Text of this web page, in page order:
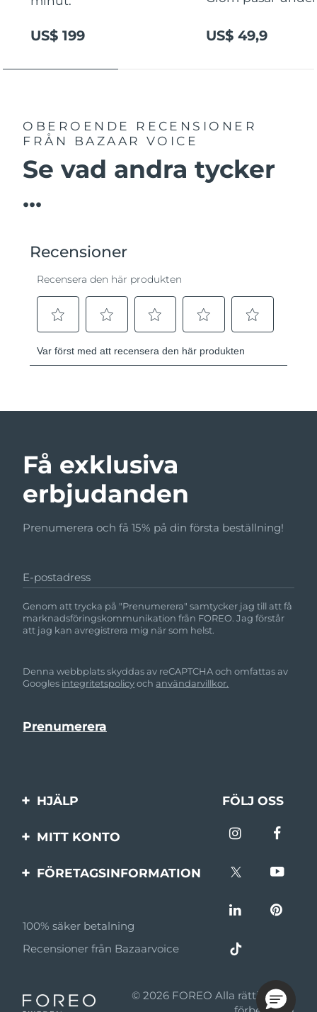
US$ 199 US$ 49,9
OBEROENDE RECENSIONER
FRÅN BAZAAR VOICE
Se vad andra tycker
...
Få exklusiva
erbjudanden
Prenumerera och få 15% på din första beställning!
E-postadress
Genom att trycka på "Prenumerera" samtycker jag till att få
marknadsföringskommunikation från FOREO. Jag förstår
att jag kan avregistrera mig när som helst.
Denna webbplats skyddas av reCAPTCHA och omfattas av
Googles integritetspolicyochanvändarvillkor.
HJÄLP
Kontakta oss
FÖLJ OSS
MITT KONTO
Produktregistrering
FÖRETAGSINFORMATION
Affiliateprogram
Affiliate-nyheter
100% säker betalning
Recensioner från Bazaarvoice
© 2026 FOREO Alla rättigheter